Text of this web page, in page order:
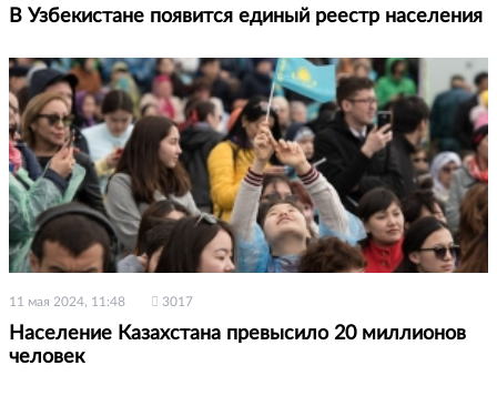
В Узбекистане появится единый реестр населения
11 мая 2024, 11:48 3017
Население Казахстана превысило 20 миллионов
человек